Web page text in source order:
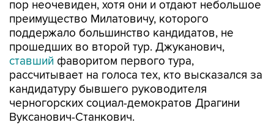
пор неочевиден, хотя они и отдают небольшое
преимущество Милатовичу, которого
поддержало большинство кандидатов, не
прошедших во второй тур. Джуканович,
ставший фаворитом первого тура,
рассчитывает на голоса тех, кто высказался за
кандидатуру бывшего руководителя
черногорских социал-демократов Драгини
Вуксанович-Станкович.